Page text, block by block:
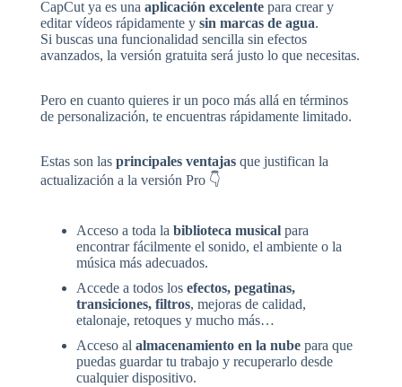
CapCut ya es una aplicación excelente para crear y
editar vídeos rápidamente y sin marcas de agua.
Si buscas una funcionalidad sencilla sin efectos
avanzados, la versión gratuita será justo lo que necesitas.
Pero en cuanto quieres ir un poco más allá en términos
de personalización, te encuentras rápidamente limitado.
Estas son las principales ventajasque justifican la
actualización a la versión Pro 👇
Acceso a toda la biblioteca musicalpara
encontrar fácilmente el sonido, el ambiente o la
música más adecuados.
Accede a todos los efectos, pegatinas,
transiciones, filtros, mejoras de calidad,
etalonaje, retoques y mucho más…
Acceso al almacenamiento en la nubepara que
puedas guardar tu trabajo y recuperarlo desde
cualquier dispositivo.